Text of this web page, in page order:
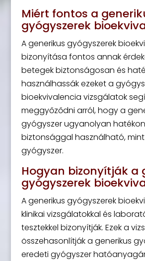
Miért fontos a
gyógyszerek
A generikus gyógyszerek
bizonyítása fontos annak
betegek biztonságosan és
használhassák ezeket a
bioekvivalencia vizsgálatok
meggyőződni arról, hogy a
gyógyszer ugyanolyan
biztonsággal használható,
gyógyszer.
Hogyan bizonyítják a
gyógyszerek
A generikus gyógyszerek
klinikai vizsgálatokkal és
tesztekkel bizonyítják. Ezek a
összehasonlítják a generikus
eredeti gyógyszer